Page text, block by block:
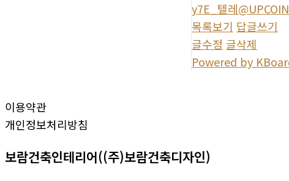
y7E_텔레
목록보기 답글쓰기
글수정 글삭제
Powered by
이용약관
개인정보처리방침
보람건축인테리어((주)보람건축디자인)